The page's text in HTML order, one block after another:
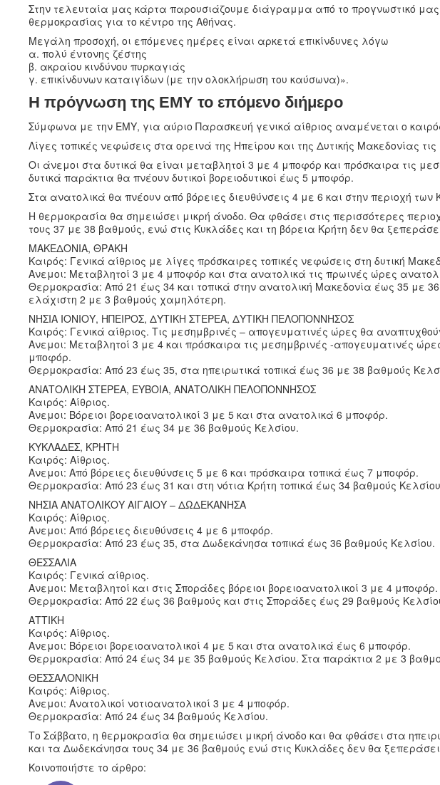
Στην τελευταία μας κάρτα παρουσιάζουμε διάγραμμα από το προγνωστικό μας
θερμοκρασίας για το κέντρο της Αθήνας.
Μεγάλη προσοχή, οι επόμενες ημέρες είναι αρκετά επικίνδυνες λόγω
α. πολύ έντονης ζέστης
β. ακραίου κινδύνου πυρκαγιάς
γ. επικίνδυνων καταιγίδων (με την ολοκλήρωση του καύσωνα)».
Η πρόγνωση της ΕΜΥ το επόμενο διήμερο
Σύμφωνα με την ΕΜΥ, για αύριο Παρασκευή γενικά αίθριος αναμένεται ο
Λίγες τοπικές νεφώσεις στα ορεινά της Ηπείρου και της Δυτικής Μακεδονίας
Οι άνεμοι στα δυτικά θα είναι μεταβλητοί 3 με 4 μποφόρ και πρόσκαιρα τις
δυτικά παράκτια θα πνέουν δυτικοί βορειοδυτικοί έως 5 μποφόρ.
Στα ανατολικά θα πνέουν από βόρειες διευθύνσεις 4 με 6 και στην περιοχή
Η θερμοκρασία θα σημειώσει μικρή άνοδο. Θα φθάσει στις περισσότερες
τους 37 με 38 βαθμούς, ενώ στις Κυκλάδες και τη βόρεια Κρήτη δεν θα
ΜΑΚΕΔΟΝΙΑ, ΘΡΑΚΗ
Καιρός: Γενικά αίθριος με λίγες πρόσκαιρες τοπικές νεφώσεις στη δυτική
Ανεμοι: Μεταβλητοί 3 με 4 μποφόρ και στα ανατολικά τις πρωινές ώρες
Θερμοκρασία: Από 21 έως 34 και τοπικά στην ανατολική Μακεδονία έως 35 με
ελάχιστη 2 με 3 βαθμούς χαμηλότερη.
ΝΗΣΙΑ ΙΟΝΙΟΥ, ΗΠΕΙΡΟΣ, ΔΥΤΙΚΗ ΣΤΕΡΕΑ, ΔΥΤΙΚΗ ΠΕΛΟΠΟΝΝΗΣΟΣ
Καιρός: Γενικά αίθριος. Τις μεσημβρινές – απογευματινές ώρες θα
Ανεμοι: Μεταβλητοί 3 με 4 και πρόσκαιρα τις μεσημβρινές -απογευματινές
μποφόρ.
Θερμοκρασία: Από 23 έως 35, στα ηπειρωτικά τοπικά έως 36 με 38 βαθμούς
ΑΝΑΤΟΛΙΚΗ ΣΤΕΡΕΑ, ΕΥΒΟΙΑ, ΑΝΑΤΟΛΙΚΗ ΠΕΛΟΠΟΝΝΗΣΟΣ
Καιρός: Αίθριος.
Ανεμοι: Βόρειοι βορειοανατολικοί 3 με 5 και στα ανατολικά 6 μποφόρ.
Θερμοκρασία: Από 21 έως 34 με 36 βαθμούς Κελσίου.
ΚΥΚΛΑΔΕΣ, ΚΡΗΤΗ
Καιρός: Αίθριος.
Ανεμοι: Από βόρειες διευθύνσεις 5 με 6 και πρόσκαιρα τοπικά έως 7 μποφόρ.
Θερμοκρασία: Από 23 έως 31 και στη νότια Κρήτη τοπικά έως 34 βαθμούς
ΝΗΣΙΑ ΑΝΑΤΟΛΙΚΟΥ ΑΙΓΑΙΟΥ – ΔΩΔΕΚΑΝΗΣΑ
Καιρός: Αίθριος.
Ανεμοι: Από βόρειες διευθύνσεις 4 με 6 μποφόρ.
Θερμοκρασία: Από 23 έως 35, στα Δωδεκάνησα τοπικά έως 36 βαθμούς Κελσίου.
ΘΕΣΣΑΛΙΑ
Καιρός: Γενικά αίθριος.
Ανεμοι: Μεταβλητοί και στις Σποράδες βόρειοι βορειοανατολικοί 3 με 4 μποφόρ.
Θερμοκρασία: Από 22 έως 36 βαθμούς και στις Σποράδες έως 29 βαθμούς
ΑΤΤΙΚΗ
Καιρός: Αίθριος.
Ανεμοι: Βόρειοι βορειοανατολικοί 4 με 5 και στα ανατολικά έως 6 μποφόρ.
Θερμοκρασία: Από 24 έως 34 με 35 βαθμούς Κελσίου. Στα παράκτια 2 με 3
ΘΕΣΣΑΛΟΝΙΚΗ
Καιρός: Αίθριος.
Ανεμοι: Ανατολικοί νοτιοανατολικοί 3 με 4 μποφόρ.
Θερμοκρασία: Από 24 έως 34 βαθμούς Κελσίου.
Το Σάββατο, η θερμοκρασία θα σημειώσει μικρή άνοδο και θα φθάσει στα
και τα Δωδεκάνησα τους 34 με 36 βαθμούς ενώ στις Κυκλάδες δεν θα
Κοινοποιήστε το άρθρο: